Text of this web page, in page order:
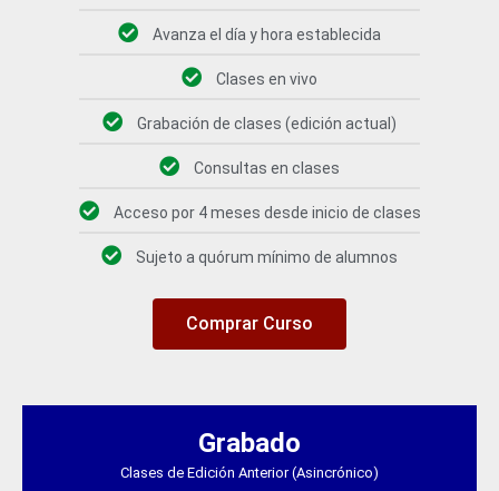
Avanza el día y hora establecida
Clases en vivo
Grabación de clases (edición actual)
Consultas en clases
Acceso por 4 meses desde inicio de clases
Sujeto a quórum mínimo de alumnos
Comprar Curso
Grabado
Clases de Edición Anterior (Asincrónico)
El
precio
original
El